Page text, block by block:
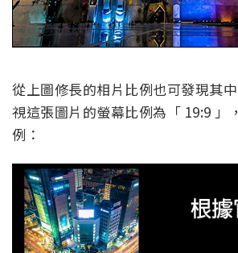
從上圖修長的相片比例也可發現其
視這張圖片的螢幕比例為「 19:9 」
例：